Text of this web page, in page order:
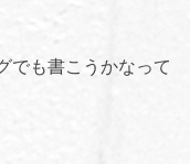
でも書こうかなって